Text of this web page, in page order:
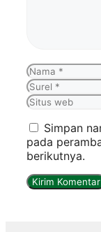
Nama
Simpan
pada
berikutnya.